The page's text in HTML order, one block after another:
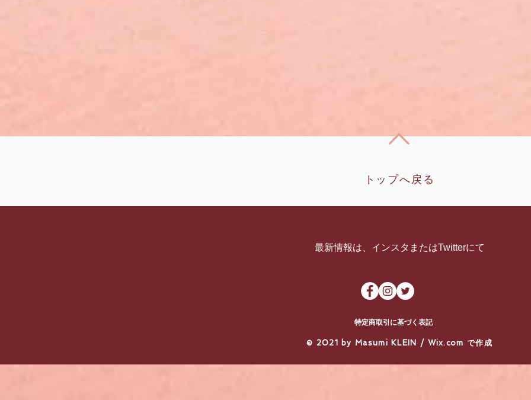
トップへ戻る
​最新情報は、インスタまたはTwitterにて
特定商取引に基づく表記
​© 2021 by Masumi KLEIN / Wix.com で作成